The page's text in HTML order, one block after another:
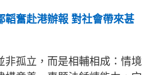
韜奮赴港辦報 對社會帶來甚
非孤立，而是相輔相成：情境